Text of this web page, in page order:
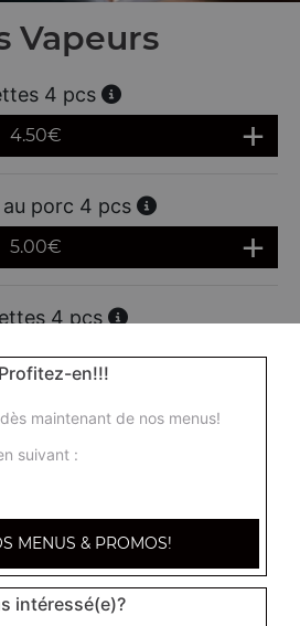
Vapeurs
4 pcs
4.50€
porc 4 pcs
5.00€
4 pcs
4.50€
boeuf 4 pcs
au porc 4 pcs
5.00€
Profitez-en!!!
maintenant de nos menus!
suivant :
MENUS & PROMOS!
intéressé(e)?